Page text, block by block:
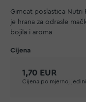
Gimcat poslastica Nutri
je hrana za odrasle
bojila i aroma
1,70 EUR
Cijena po mjernoj